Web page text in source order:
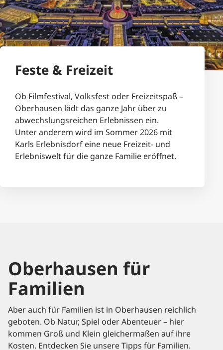
Feste & Freizeit
Ob Filmfestival, Volksfest oder Freizeitspaß –
Oberhausen lädt das ganze Jahr über zu
abwechslungsreichen Erlebnissen ein.
Unter anderem wird im Sommer 2026 mit
Karls Erlebnisdorf eine neue Freizeit- und
Erlebniswelt für die ganze Familie eröffnet.
Oberhausen für
Familien
Aber auch für Familien ist in Oberhausen reichlich
geboten. Ob Natur, Spiel oder Abenteuer – hier
kommen Groß und Klein gleichermaßen auf ihre
Kosten. Entdecken Sie unsere Tipps für Familien.